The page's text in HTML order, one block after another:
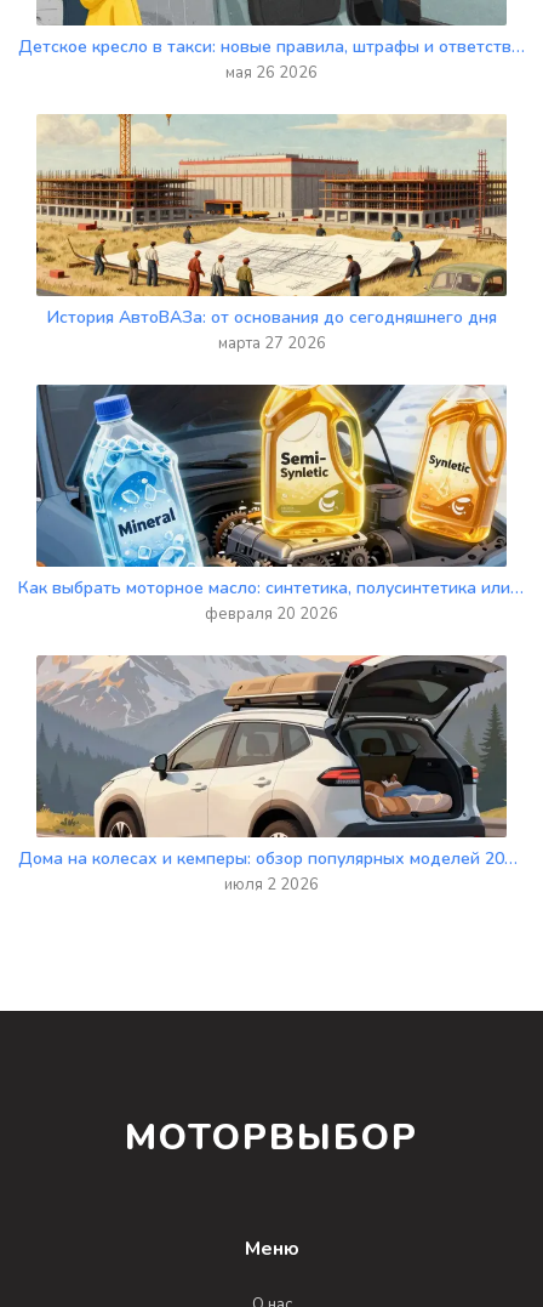
Детское кресло в такси: новые правила, штрафы и ответственность водителя
мая 26 2026
История АвтоВАЗа: от основания до сегодняшнего дня
марта 27 2026
Как выбрать моторное масло: синтетика, полусинтетика или минералка - что лучше для вашего авто в 2026 году
февраля 20 2026
Дома на колесах и кемперы: обзор популярных моделей 2026 года
июля 2 2026
МОТОРВЫБОР
Меню